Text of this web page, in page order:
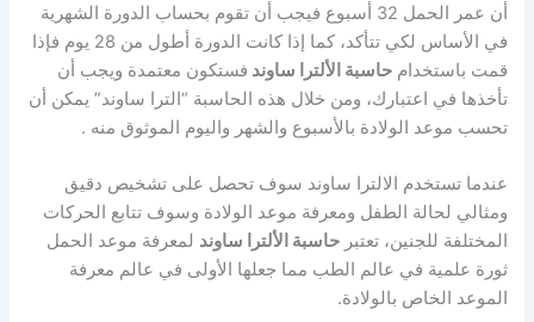
أن عمر الحمل 32 أسبوع فيجب أن تقوم بحساب الدورة الشهرية
في الأساس لكي تتأكد، كما إذا كانت الدورة أطول من 28 يوم فإذا
قمت باستخدامحاسبة الألترا ساوند فستكون معتمدة ويجب أن
تأخذها في اعتبارك، ومن خلال هذه الحاسبة “الترا ساوند” يمكن أن
تحسب موعد الولادة بالأسبوع والشهر واليوم الموثوق منه .
عندما تستخدم الالترا ساوند سوف تحصل على تشخيص دقيق
ومثالي لحالة الطفل ومعرفة موعد الولادة وسوف تتابع الحركات
المختلفة للجنين، تعتبرحاسبة الألترا ساوند لمعرفة موعد الحمل
ثورة علمية في عالم الطب مما جعلها الأولى في عالم معرفة
الموعد الخاص بالولادة.